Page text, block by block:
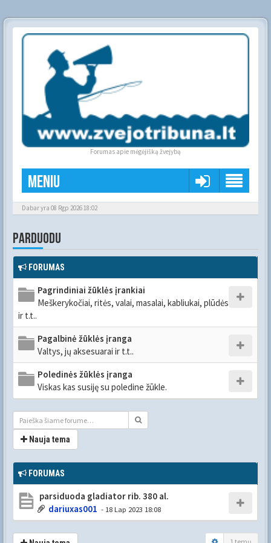
Forumas apie mėgėjišką žvejybą
Meniu
Dabar yra 08 Rgp 2026 18:02
PARDUODU
FORUMAS
Pagrindiniai žūklės įrankiai
Meškerykočiai, ritės, valai, masalai, kabliukai, plūdės
ir t.t..
Pagalbinė žūklės įranga
Valtys, jų aksesuarai ir t.t..
Poledinės žūklės įranga
Viskas kas susiję su poledine žūkle.
Nauja tema
FORUMAS
parsiduoda gladiator rib. 380 al.
dariuxas001 - 18 Lap 2023 18:08